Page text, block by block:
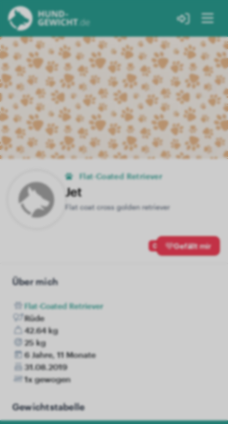
Flat-Coated Retriever
Jet
Flat coat cross golden retriever
0 Gefällt mir
Über mich
Flat-Coated Retriever
Rüde
42.64 kg
25 kg
6 Jahre, 11 Monate
31.08.2019
1x gewogen
Gewichtstabelle